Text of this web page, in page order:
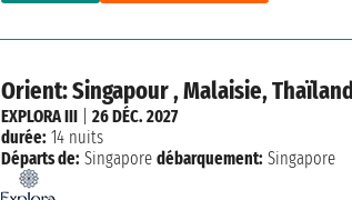
Orient: Singapour , Malaisie,
EXPLORA III |26 DÉC. 2027
durée: 14 nuits
Départs de: Singapore débarquement: Singapore